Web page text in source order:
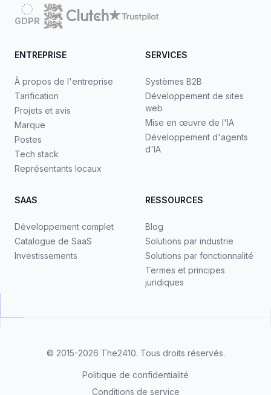
GDPR
ENTREPRISE
À propos de l'entreprise
Tarification
Projets et avis
Marque
Postes
Tech stack
Représentants locaux
SERVICES
Systèmes B2B
Développement de sites
web
Mise en œuvre de l'IA
Développement d'agents
d'IA
SAAS
Développement complet
Catalogue de SaaS
Investissements
RESSOURCES
Blog
Solutions par industrie
Solutions par fonctionnalité
Termes et principes
juridiques
© 2015-2026 The2410. Tous droits réservés.
Politique de confidentialité
Conditions de service